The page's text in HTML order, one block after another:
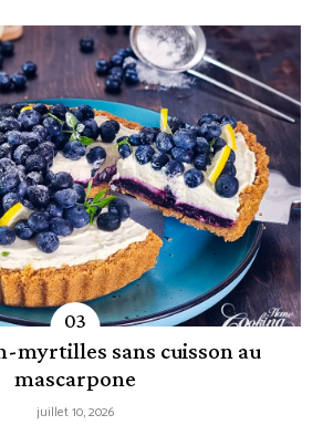
myrtilles sans cuisson au
mascarpone
juillet 10, 2026